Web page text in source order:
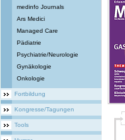
medinfo Journals
Ars Medici
Managed Care
Pädiatrie
Psychiatrie/Neurologie
Gynäkologie
Onkologie
Fortbildung
Kongresse/Tagungen
Tools